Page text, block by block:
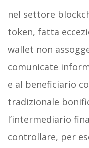
nel settore
token, fatta
wallet non
comunicate
e al beneficiario
tradizionale
l’intermediario
controllare, per